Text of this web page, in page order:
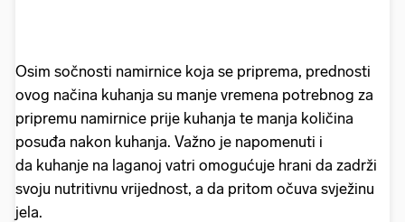
Osim sočnosti namirnice koja se priprema, prednosti
ovog načina kuhanja su manje vremena potrebnog za
pripremu namirnice prije kuhanja te manja količina
posuđa nakon kuhanja. Važno je napomenuti i
da kuhanje na laganoj vatri omogućuje hrani da zadrži
svoju nutritivnu vrijednost, a da pritom očuva svježinu
jela.